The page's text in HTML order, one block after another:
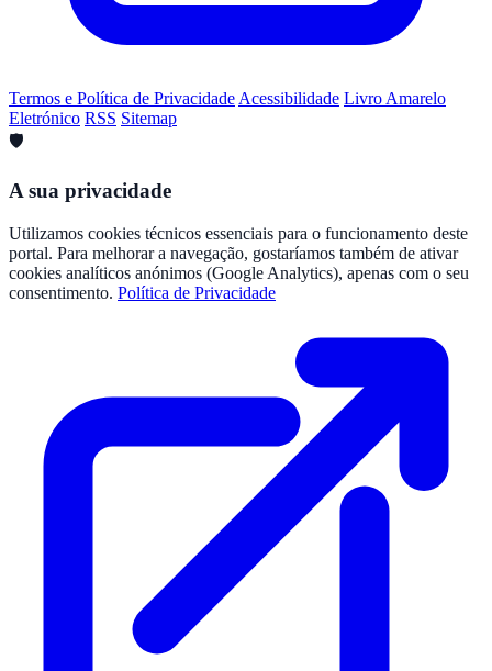
Termos e Política de Privacidade Acessibilidade Livro Amarelo
Eletrónico RSS Sitemap
🛡️
A sua privacidade
Utilizamos cookies técnicos essenciais para o funcionamento deste
portal. Para melhorar a navegação, gostaríamos também de ativar
cookies analíticos anónimos (Google Analytics), apenas com o seu
consentimento. Política de Privacidade